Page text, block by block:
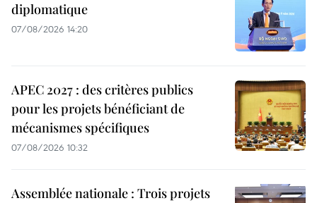
diplomatique
07/08/2026 14:20
APEC 2027 : des critères publics
pour les projets bénéficiant de
mécanismes spécifiques
07/08/2026 10:32
Assemblée nationale : Trois projets